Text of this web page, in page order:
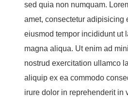
sed quia non numquam.
amet, consectetur adipisicing
eiusmod tempor incididunt ut
magna aliqua. Ut enim ad
nostrud exercitation ullamco
aliquip ex ea commodo
irure dolor in reprehenderit in